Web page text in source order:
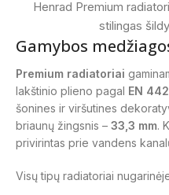
Henrad Premium
stilingas
Gamybos
Premium radiatoriai
lakštinio plieno pagal EN 442
šonines ir viršutines
briaunų žingsnis – 33,3 mm.
privirintas prie vandens
Visų tipų radiatoriai